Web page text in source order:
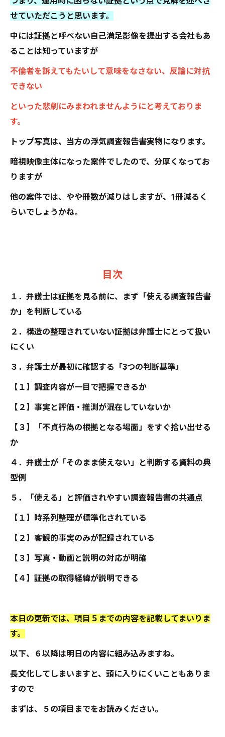
せていただこうと思います。
中には証拠と呼べない自己満足影像を提出する会社もあ
ることは知っていますが
不倫者を訴えてもたいして意味をなさない、反論に対抗
できない
といった悲劇にみまわれませんようにと考えておりま
す。
トップ写真は、当方の浮気調査報告書実物になります。
暗視映像主体になった案件でしたので、分厚くなってお
りますが
他の案件では、やや冊数が減りはしますが、1冊減るく
らいでしょうかね。
目次
１．弁護士は証拠を見る前に、まず「使える調査報告書
か」を判断している
２．構造の整理されていない証拠は弁護士にとって扱い
にくい
３．弁護士が最初に確認する「3つの判断基準」
【１】調査内容が一目で把握できるか
【２】事実と評価・推測が混在していないか
【３】「不貞行為の根拠となる場面」をすぐ拾い出せる
か
４．弁護士が「そのまま使えない」と判断する資料の典
型例
５．「使える」と評価されやすい調査報告書の共通点
【１】時系列整理が標準化されている
【２】客観的事実のみが記録されている
【３】写真・動画と説明の対応が明確
【４】証拠の取得経緯が説明できる
本日の更新では、項目５までの内容を記載してまいりま
す。
以下、６以降は明日の内容に組み込みますね。
長文化してしまいますと、頭に入りにくいこともありま
すので
まずは、５の項目までをお読みください。